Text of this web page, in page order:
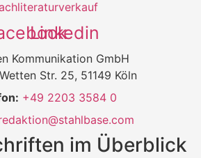
Linkedin
Kommunikation GmbH
Str. 25, 51149 Köln
+49 2203 3584 0
im Überblick